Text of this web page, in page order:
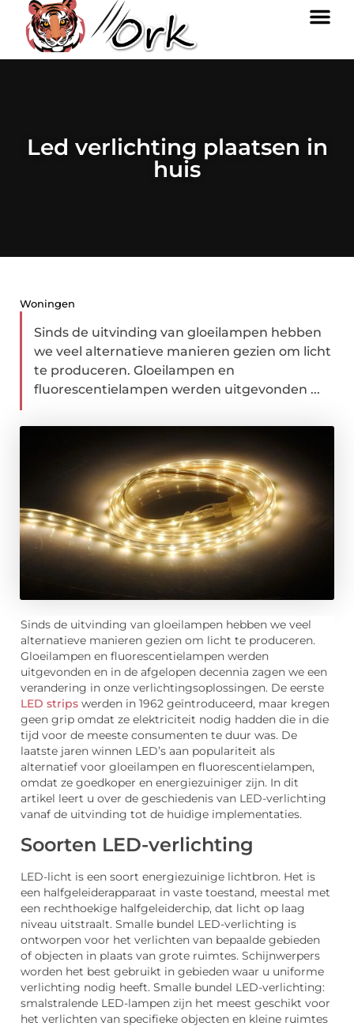
Led verlichting plaatsen in
huis
Woningen
Sinds de uitvinding van gloeilampen hebben
we veel alternatieve manieren gezien om licht
te produceren. Gloeilampen en
fluorescentielampen werden uitgevonden ...
Sinds de uitvinding van gloeilampen hebben we veel
alternatieve manieren gezien om licht te produceren.
Gloeilampen en fluorescentielampen werden
uitgevonden en in de afgelopen decennia zagen we een
verandering in onze verlichtingsoplossingen. De eerste
LED strips werden in 1962 geïntroduceerd, maar kregen
geen grip omdat ze elektriciteit nodig hadden die in die
tijd voor de meeste consumenten te duur was. De
laatste jaren winnen LED’s aan populariteit als
alternatief voor gloeilampen en fluorescentielampen,
omdat ze goedkoper en energiezuiniger zijn. In dit
artikel leert u over de geschiedenis van LED-verlichting
vanaf de uitvinding tot de huidige implementaties.
Soorten LED-verlichting
LED-licht is een soort energiezuinige lichtbron. Het is
een halfgeleiderapparaat in vaste toestand, meestal met
een rechthoekige halfgeleiderchip, dat licht op laag
niveau uitstraalt. Smalle bundel LED-verlichting is
ontworpen voor het verlichten van bepaalde gebieden
of objecten in plaats van grote ruimtes. Schijnwerpers
worden het best gebruikt in gebieden waar u uniforme
verlichting nodig heeft. Smalle bundel LED-verlichting:
smalstralende LED-lampen zijn het meest geschikt voor
het verlichten van specifieke objecten en kleine ruimtes